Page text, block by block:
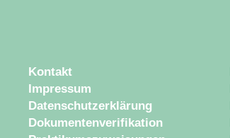
Kontakt
Impressum
Datenschutzerklärung
Dokumentenverifikation